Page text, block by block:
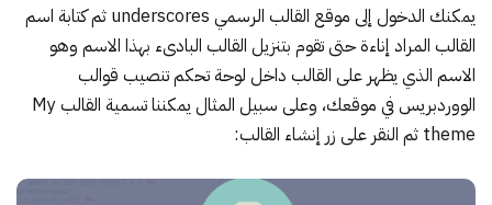
يمكنك الدخول إلى موقع القالب الرسمي underscores ثم كتابة اسم
القالب المراد إناءة حتى تقوم بتنزيل القالب البادىء بهذا الاسم وهو
الاسم الذي يظهر على القالب داخل لوحة تحكم تنصيب قوالب
الووردبريس في موقعك، وعلى سبيل المثال يمكننا تسمية القالب My
theme ثم النقر على زر إنشاء القالب: